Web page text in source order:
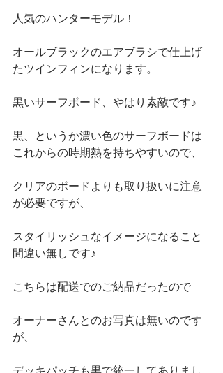
人気のハンターモデル！
オールブラックのエアブラシで仕上げ
たツインフィンになります。
黒いサーフボード、やはり素敵です♪
黒、というか濃い色のサーフボードは
これからの時期熱を持ちやすいので、
クリアのボードよりも取り扱いに注意
が必要ですが、
スタイリッシュなイメージになること
間違い無しです♪
こちらは配送でのご納品だったので
オーナーさんとのお写真は無いのです
が、